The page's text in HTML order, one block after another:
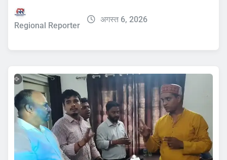
Regional Reporter
अगस्त 6, 2026